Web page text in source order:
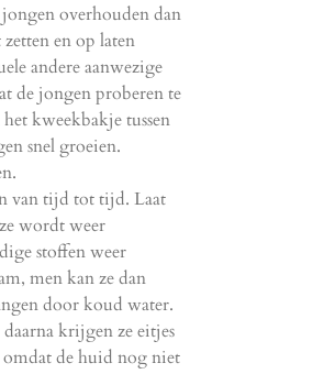
overhouden dan
en op laten
andere aanwezige
de jongen proberen te
kweekbakje tussen
snel groeien.
van tijd tot tijd. Laat
wordt weer
stoffen weer
men kan ze dan
door koud water.
krijgen ze eitjes
de huid nog niet